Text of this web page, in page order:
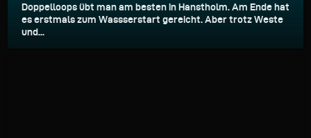
Doppelloops übt man am besten in Hanstholm. Am Ende hat
es erstmals zum Wassserstart gereicht. Aber trotz Weste
und...